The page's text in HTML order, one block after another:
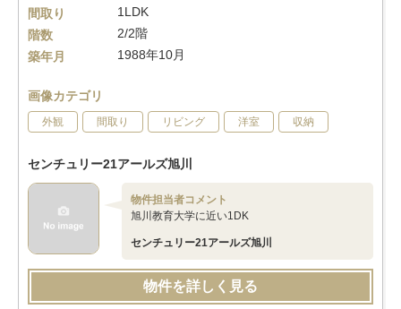
間取り
1LDK
階数
2/2階
築年月
1988年10月
画像カテゴリ
外観 間取り リビング 洋室 収納
センチュリー21アールズ旭川
物件担当者コメント
旭川教育大学に近い1DK
センチュリー21アールズ旭川
物件を詳しく見る